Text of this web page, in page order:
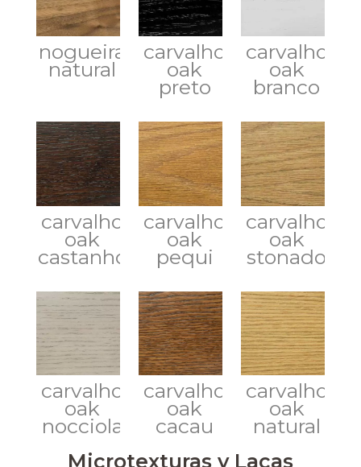
nogueira
natural
carvalho
oak
preto
carvalho
oak
branco
carvalho
oak
castanho
carvalho
oak
pequi
carvalho
oak
stonado
carvalho
oak
nocciola
carvalho
oak
cacau
carvalho
oak
natural
Microtexturas y Lacas